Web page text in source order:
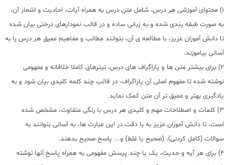
1) محتوای آموزشی هر درس، شامل متن درس به همراه آیات، احادیث و اشعار آن،
به صورت طبقه بندی شده و به زبانی ساده و در قالب نمودارهای درختی بیان شده
تا دانش آموزان عزیز، با مطالعه ی آن، بتوانند مطالب و مفاهیم عمیق هر درس را به
آسانی بیاموزند.
2) برای بیشتر متن ها و پاراگراف های درس، تیترهای کاملا خلاقانه و مفهومی
نوشته شده تا مفهوم اصلی آن پاراگراف، در قالب چند کلمه کلیدی بیان شود و به
یادگیری بهتر و عمیق تر آن متن کمک نماید.
3) کلمات و اصطلاحات مهم و کلیدی هر درس با رنگی متفاوت، مشخص شده
است، تا دانش آموزان عزیز به با دقت در این عبارت ها، به آسانی بتوانند به
سوالات (کامل کردنی)، (صحیح یا غلط) و... پاسخ صحیح بدهند.
4) برای هر آیه و حدیث، یک یا چند پرسش مفهومی به همراه پاسخ آنها نوشته